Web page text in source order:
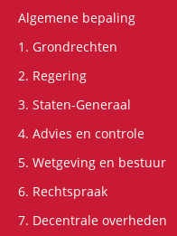
Algemene bepaling
1. Grondrechten
2. Regering
3. Staten-Generaal
4. Advies en controle
5. Wetgeving en bestuur
6. Rechtspraak
7. Decentrale overheden